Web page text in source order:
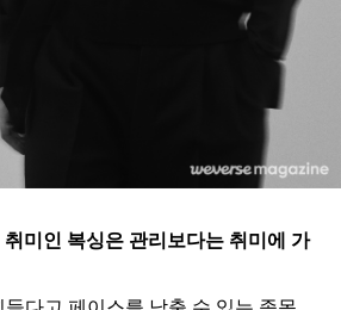
미인 복싱은 관리보다는 취미에 가